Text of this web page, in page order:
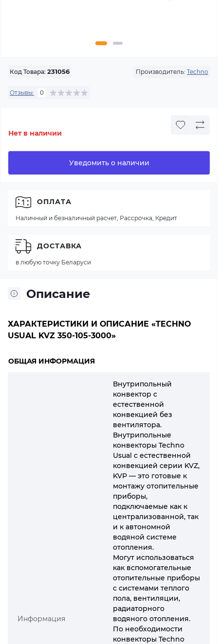
Код Товара: 231056 Производитель: Techno
Отзывы: 0
Нет в наличии
Уведомить о наличии
Описание
ХАРАКТЕРИСТИКИ И ОПИСАНИЕ «TECHNO
USUAL KVZ 350-105-3000»
ОБЩАЯ ИНФОРМАЦИЯ
Информация
Внутрипольный
конвектор с
естественной
конвекцией без
вентилятора.
Внутрипольные
конвекторы Techno
Usual с естественной
конвекцией серии KVZ,
KVP — это готовые к
монтажу отопительные
приборы,
подключаемые как к
централизованной, так
и к автономной
водяной системе
отопления.
Могут использоваться
как вспомогательные
отопительные приборы
с системами теплого
пола, вентиляции,
радиаторного
водяного отопления.
По необходимости
конвекторы Techno
ОПЛАТА
Наличный и безналичный расчет, Рассрочка, Кредит
ДОСТАВКА
в любую точку Беларуси